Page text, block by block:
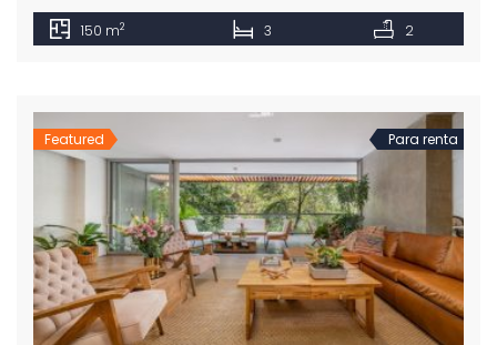
de las mejores ciudades de Colombia.
150 m2 3 2
Featured Para renta